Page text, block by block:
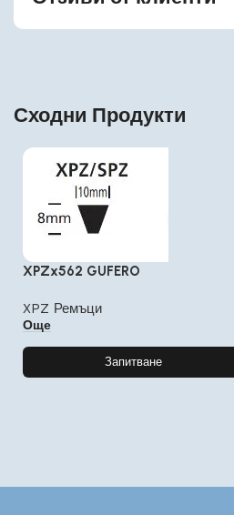
Сходни Продукти
XPZx562 GUFERO
XPZ Ремъци
Още
Запитване